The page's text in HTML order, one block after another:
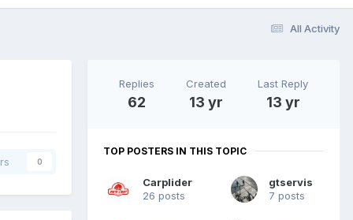
All Activity
0
Replies
62
Created
13 yr
Last Reply
13 yr
TOP POSTERS IN THIS TOPIC
Carplider
26 posts
gtservis
7 posts